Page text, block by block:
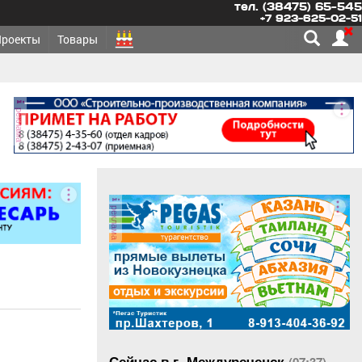
тел. (38475) 65-545
+7 923-625-02-51
Товары
реклама
реклама